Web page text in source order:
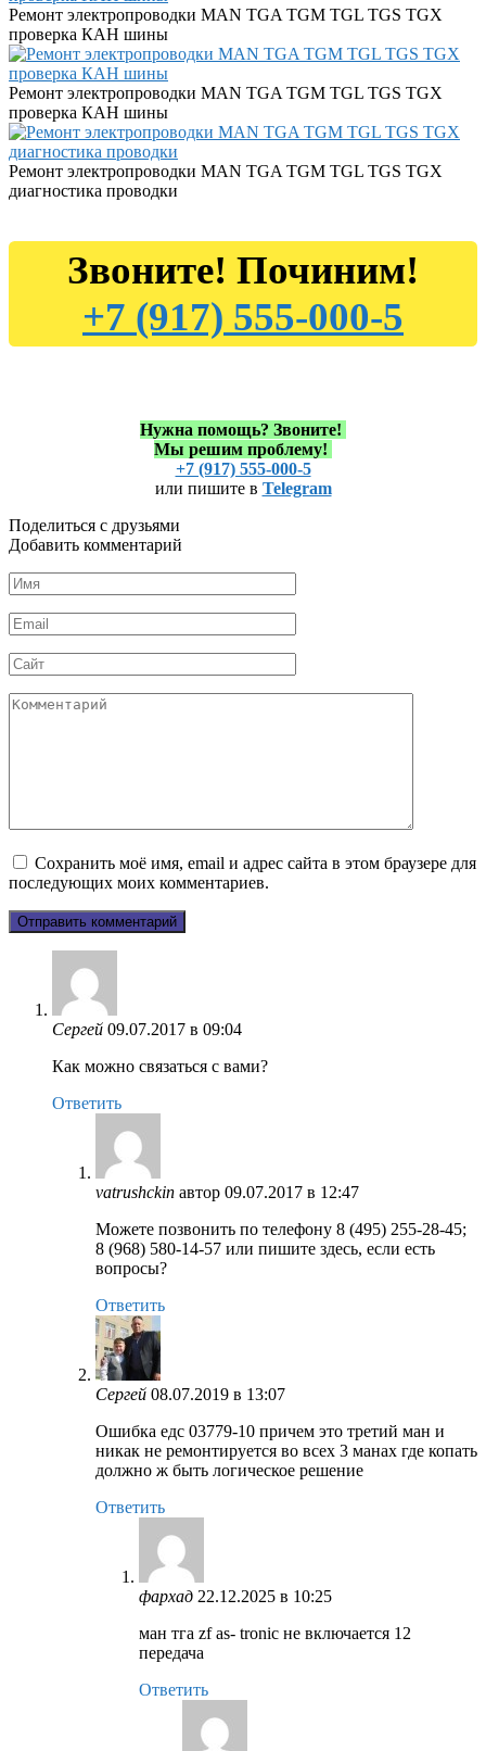
Ремонт электропроводки MAN TGA TGM TGL TGS TGX
проверка КАН шины
Ремонт электропроводки MAN TGA TGM TGL TGS TGX
проверка КАН шины
Ремонт электропроводки MAN TGA TGM TGL TGS TGX
диагностика проводки
Звоните! Починим!
+7 (917) 555-000-5
Нужна помощь? Звоните!
Мы решим проблему!
+7 (917) 555-000-5
или пишите в Telegram
Поделиться с друзьями
Добавить комментарий
Имя
*
Email
*
Сайт
Комментарий
Сохранить моё имя, email и адрес сайта в этом браузере для
последующих моих комментариев.
Сергей 09.07.2017 в 09:04
Как можно связаться с вами?
Ответить
vatrushckin автор 09.07.2017 в 12:47
Можете позвонить по телефону 8 (495) 255-28-45;
8 (968) 580-14-57 или пишите здесь, если есть
вопросы?
Ответить
Сергей 08.07.2019 в 13:07
Ошибка едс 03779-10 причем это третий ман и
никак не ремонтируется во всех 3 манах где копать
должно ж быть логическое решение
Ответить
фархад 22.12.2025 в 10:25
ман тга zf as- tronic не включается 12
передача
Ответить